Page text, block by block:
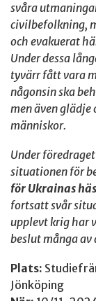
svåra
civilbefolkning,
och evakuerat
Under dessa
tyvärr fått vara
någonsin ska
men även
människor.
Under
situationen för
för Ukrainas
fortsatt svår
upplevt krig har
beslut många av
Plats:
Jönköping